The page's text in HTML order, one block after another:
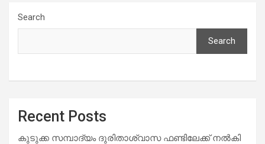
Search
Search
Recent Posts
കുടുക്ക സമ്പാദ്യം ദുരിതാശ്വാസ ഫണ്ടിലേക്ക് നൽകി